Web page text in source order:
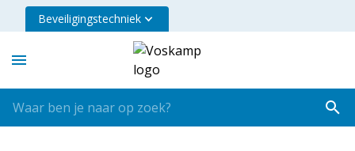
Beveiligingstechniek